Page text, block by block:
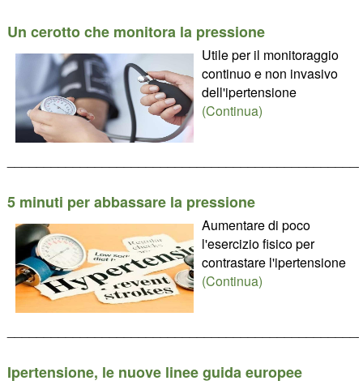
Un cerotto che monitora la pressione
Utile per il monitoraggio
continuo e non invasivo
dell'ipertensione
(Continua)
5 minuti per abbassare la pressione
Aumentare di poco
l'esercizio fisico per
contrastare l'ipertensione
(Continua)
Ipertensione, le nuove linee guida europee